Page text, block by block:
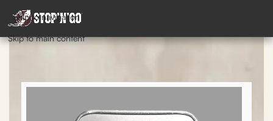
Skip to navigation
Skip to main content